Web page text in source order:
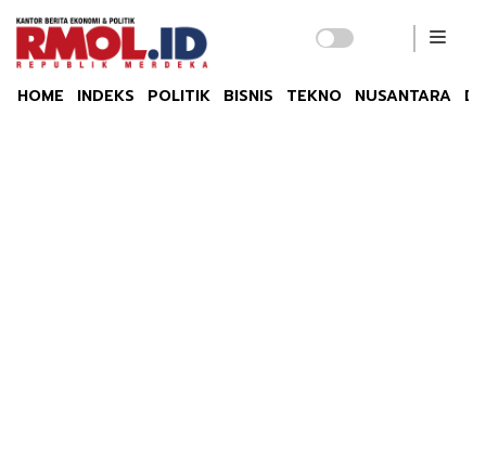
HOME INDEKS POLITIK BISNIS TEKNO NUSANTARA